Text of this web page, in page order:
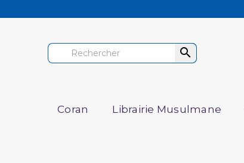

Coran Librairie Musulmane